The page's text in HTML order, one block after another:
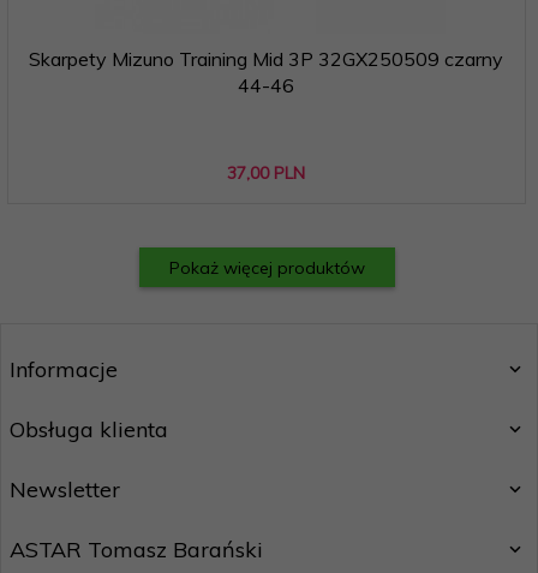
Skarpety Mizuno Training Mid 3P 32GX250509 czarny
44-46
37,00 PLN
Pokaż więcej produktów
Informacje
Obsługa klienta
Newsletter
ASTAR Tomasz Barański